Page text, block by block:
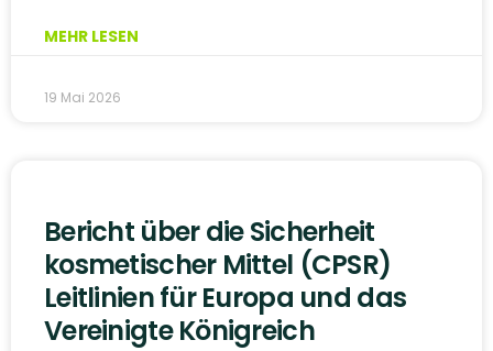
MEHR LESEN
19 Mai 2026
Bericht über die Sicherheit
kosmetischer Mittel (CPSR)
Leitlinien für Europa und das
Vereinigte Königreich